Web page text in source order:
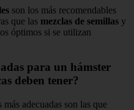
son los más recomendables
que las mezclas de semillas y
óptimos si se utilizan
para un hámster
deben tener?
adecuadas son las que